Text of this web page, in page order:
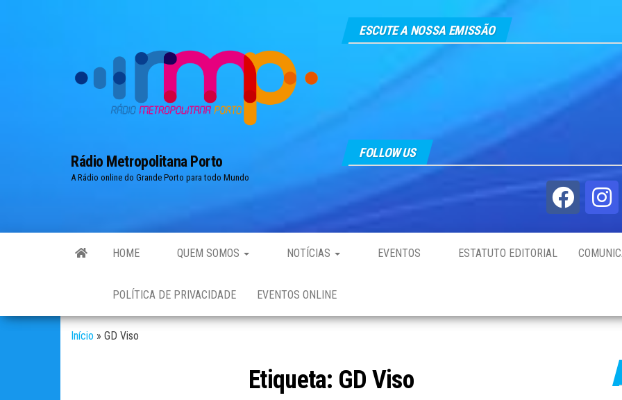
Rádio Metropolitana Porto
A Rádio online do Grande Porto para todo Mundo
ESCUTE A NOSSA EMISSÃO
FOLLOW US
HOME QUEM SOMOS NOTÍCIAS EVENTOS ESTATUTO EDITORIAL
POLÍTICA DE PRIVACIDADE EVENTOS ONLINE
Início » GD Viso
Etiqueta: GD Viso